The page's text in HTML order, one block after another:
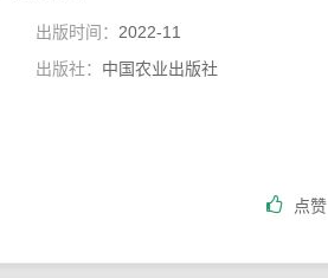
出版时间： 2022-11
出版社： 中国农业出版社
点赞